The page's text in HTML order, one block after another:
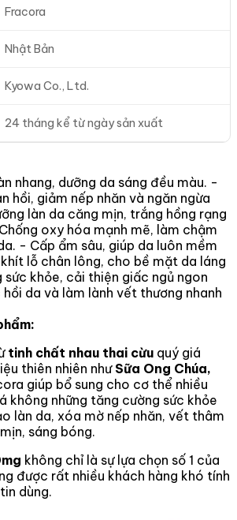
Fracora
Nhật Bản
Kyowa Co., Ltd.
24 tháng kể từ ngày sản xuất
nhang, dưỡng da sáng đều màu. -
hồi, giảm nếp nhăn và ngăn ngừa
làn da căng mịn, trắng hồng rạng
oxy hóa mạnh mẽ, làm chậm
- Cấp ẩm sâu, giúp da luôn mềm
lỗ chân lông, cho bề mặt da láng
khỏe, cải thiện giấc ngủ ngon
da và làm lành vết thương nhanh
tinh chất nhau thai cừu quý giá
thiên nhiên nhưSữa Ong Chúa,
giúp bổ sung cho cơ thể nhiều
không những tăng cường sức khỏe
làn da, xóa mờ nếp nhăn, vết thâm
sáng bóng.
không chỉ là sự lựa chọn số 1 của
được rất nhiều khách hàng khó tính
dùng.